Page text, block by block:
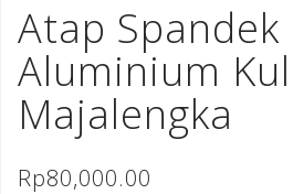
Atap Spandek
Aluminium
Majalengka
Rp80,000.00